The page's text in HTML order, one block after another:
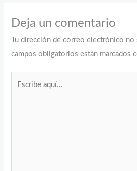
Deja un comentario
Tu dirección de correo electrónico no
campos obligatorios están marcados